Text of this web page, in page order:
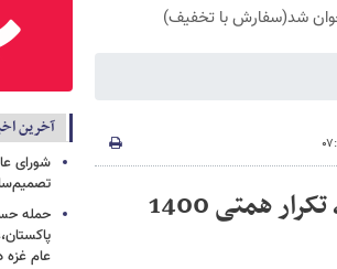
روزنامه اصولگرا: پزشکیان با این دست فرمان، تکرار همتی 1400
آخرین
شورای
حمله
عام